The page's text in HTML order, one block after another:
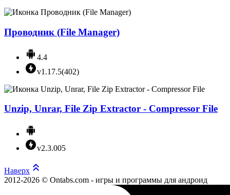
Проводник (File Manager)
4.4
v1.17.5(402)
Unzip, Unrar, File Zip Extractor - Compressor File
v2.3.005
Наверх
2012-2026 © Ontabs.com - игры и программы для андроид